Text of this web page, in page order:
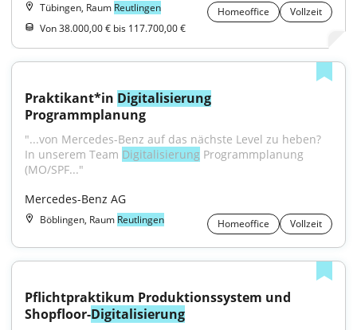
Tübingen, Raum Reutlingen Homeoffice
Vollzeit
Von 38.000,00 € bis 117.700,00 €
Praktikant*in Digitalisierung
Programmplanung
"...von Mercedes-Benz auf das nächste Level zu heben?
In unserem Team Digitalisierung Programmplanung
(MO/SPF..."
Mercedes-Benz AG
Böblingen, Raum Reutlingen Homeoffice Vollzeit
Pflichtpraktikum Produktionssystem und
Shopfloor-Digitalisierung